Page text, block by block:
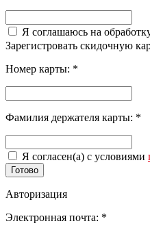
Я соглашаюсь на
Зарегистровать скидочную
Номер карты: *
Фамилия держателя карты: *
Я согласен(а) с условиями
Готово
Авторизация
Электронная почта: *